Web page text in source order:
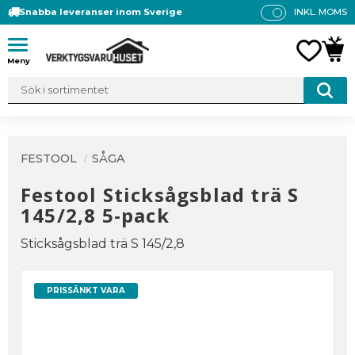
Meny
Snabba leveranser inom Sverige
P
INKL. MOMS
FESTOOL SÅGA
Festool Sticksågsblad trä S
145/2,8 5-pack
Sticksågsblad trä S 145/2,8
PRISSÄNKT VARA